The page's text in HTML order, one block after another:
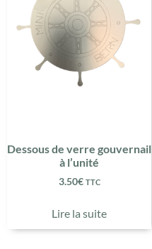
Dessous de verre gouvernail
à l’unité
3.50€ TTC
Lire la suite